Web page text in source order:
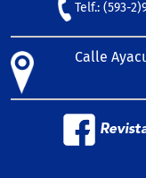
Telf.: (593-
Calle